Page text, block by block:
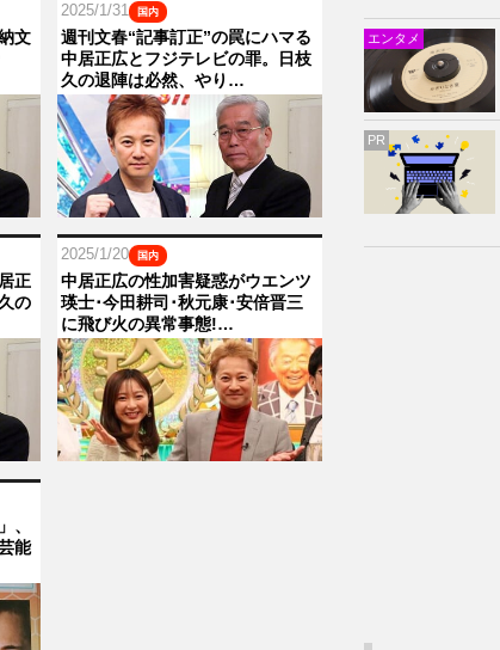
文
2025/1/31 国内
週刊文春“記事訂正”の罠にハマる
中居正広とフジテレビの罪。日枝
久の退陣は必然、やり…
正
の
2025/1/20 国内
中居正広の性加害疑惑がウエンツ
瑛士･今田耕司･秋元康･安倍晋三
に飛び火の異常事態!…
、
能
エンタメ
PR